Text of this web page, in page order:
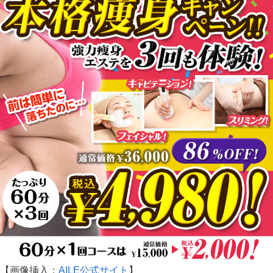
【画像挿入： AILE公式サイト 】